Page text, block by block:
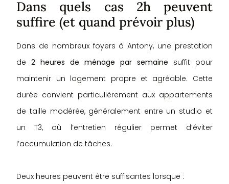
Dans quels cas 2h peuvent
suffire (et quand prévoir plus)
Dans de nombreux foyers à Antony, une prestation
de2 heures de ménage par semaine suffit pour
maintenir un logement propre et agréable. Cette
durée convient particulièrement aux appartements
de taille modérée, généralement entre un studio et
un T3, où l’entretien régulier permet d’éviter
l’accumulation de tâches.
Deux heures peuvent être suffisantes lorsque :